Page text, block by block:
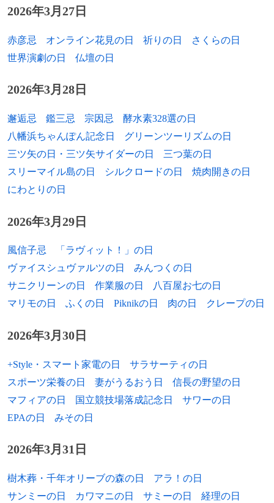
1987年 国濤、野球選手
1988年 リー・カッターモール、サッカー選手
1989年 佐藤健、俳優
1989年 秋吉亮、プロ野球選手
1989年 當間建文、サッカー選手
1989年 橋本彩、グラビアアイドル
1990年 新畑博美、ファッションモデル
ンス選手
手
1992年 水沢エレナ、女優、ファッションモデル
1993年 小池詩織、アイスホッケー選手
1995年 高木優希、俳優
1995年 さくらゆら、元AV女優
2026年3月27日
赤彦忌 オンライン花見の日 祈りの日
さくらの日
世界演劇の日
仏壇の日
2026年3月28日
邂逅忌 鑑三忌 宗因忌
酵水素328選の日
八幡浜ちゃんぽん記念日
グリーンツーリズムの日
三ツ矢の日・三ツ矢サイダーの日
三つ葉の日
スリーマイル島の日
シルクロードの日
焼肉開きの日
にわとりの日
2026年3月29日
風信子忌
「ラヴィット！」の日
ヴァイスシュヴァルツの日
みんつくの日
サニクリーンの日
作業服の日
八百屋お七の日
マリモの日
ふくの日 Piknikの日 肉の日 クレープの日
2026年3月30日
+Style・スマート家電の日
サラサーティの日
スポーツ栄養の日
妻がうるおう日
信長の野望の日
マフィアの日
国立競技場落成記念日
サワーの日
EPAの日
みその日
2026年3月31日
樹木葬・千年オリーブの森の日
アラ！の日
サンミーの日
カワマニの日 サミーの日 経理の日